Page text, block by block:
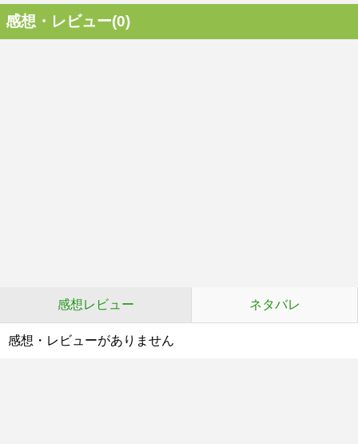
感想・レビュー(0)
感想レビュー ネタバレ
感想・レビューがありません